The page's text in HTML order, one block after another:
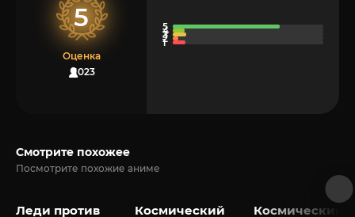
5
Оценка
1023
Смотрите похожее
Посмотрите похожие аниме
Леди против
Космический
Космический